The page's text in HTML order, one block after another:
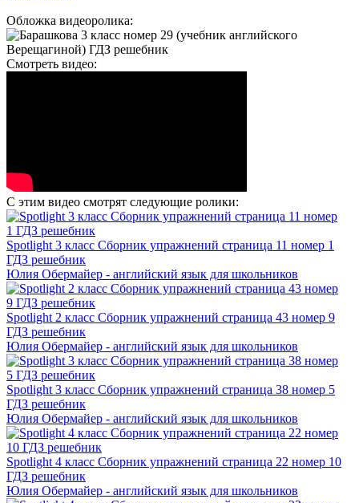
Обложка видеоролика:
Смотреть видео:
С этим видео смотрят следующие ролики:
Spotlight 3 класс Сборник упражнений страница 11 номер 1
ГДЗ решебник
Юлия Обермайер - английский язык для школьников
Spotlight 2 класс Сборник упражнений страница 43 номер 9
ГДЗ решебник
Юлия Обермайер - английский язык для школьников
Spotlight 3 класс Сборник упражнений страница 38 номер 5
ГДЗ решебник
Юлия Обермайер - английский язык для школьников
Spotlight 4 класс Сборник упражнений страница 22 номер 10
ГДЗ решебник
Юлия Обермайер - английский язык для школьников